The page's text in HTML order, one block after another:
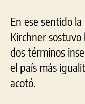
En ese sentido
Kirchner
dos términos
el país más
acotó.